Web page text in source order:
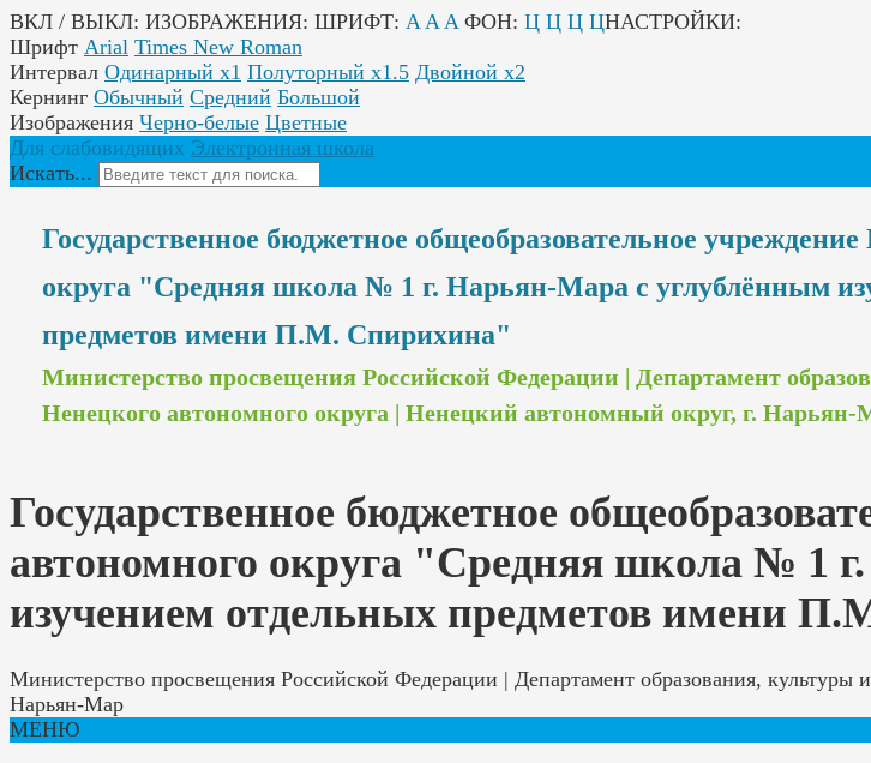
ВКЛ / ВЫКЛ: ИЗОБРАЖЕНИЯ: ШРИФТ: A A A ФОН: Ц Ц Ц ЦНАСТРОЙКИ:
Шрифт Arial Times New Roman
Интервал Одинарный х1 Полуторный х1.5 Двойной х2
Кернинг Обычный Средний Большой
Изображения Черно-белые Цветные
Для слабовидящих Электронная школа
Искать...
Государственное бюджетное общеобразовательное
округа "Средняя школа № 1 г. Нарьян-Мара с углублённым
предметов имени П.М. Спирихина"
Министерство просвещения Российской Федерации | Департамент
Ненецкого автономного округа | Ненецкий автономный округ, г. Нарьян-
Государственное бюджетное
автономного округа "Средняя школа № 1
изучением отдельных предметов имени
Министерство просвещения Российской Федерации | Департамент образования, культуры
Нарьян-Мар
МЕНЮ